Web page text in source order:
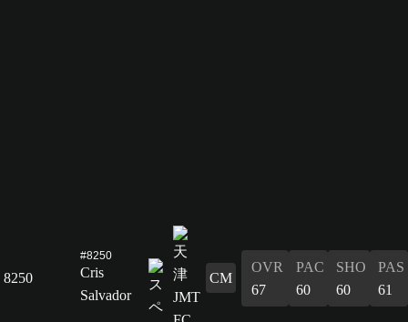
8250
#8250
Cris
Salvador
CM
OVR
67
PAC
60
SHO
60
PAS
61